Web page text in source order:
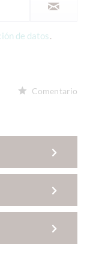
de datos.
Comentario